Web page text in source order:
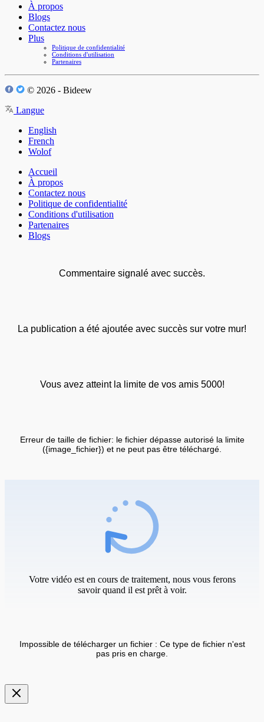
À propos
Blogs
Contactez nous
Plus
Politique de confidentialité
Conditions d'utilisation
Partenaires
© 2026 - Bideew
Langue
English
French
Wolof
Accueil
À propos
Contactez nous
Politique de confidentialité
Conditions d'utilisation
Partenaires
Blogs
Commentaire signalé avec succès.
La publication a été ajoutée avec succès sur votre mur!
Vous avez atteint la limite de vos amis 5000!
Erreur de taille de fichier: le fichier dépasse autorisé la limite
({image_fichier}) et ne peut pas être téléchargé.
Votre vidéo est en cours de traitement, nous vous ferons
savoir quand il est prêt à voir.
Impossible de télécharger un fichier : Ce type de fichier n'est
pas pris en charge.